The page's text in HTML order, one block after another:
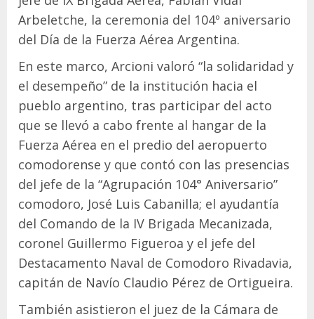
Arbeletche, la ceremonia del 104º aniversario
del Día de la Fuerza Aérea Argentina.
En este marco, Arcioni valoró “la solidaridad y
el desempeño” de la institución hacia el
pueblo argentino, tras participar del acto
que se llevó a cabo frente al hangar de la
Fuerza Aérea en el predio del aeropuerto
comodorense y que contó con las presencias
del jefe de la “Agrupación 104° Aniversario”
comodoro, José Luis Cabanilla; el ayudantía
del Comando de la IV Brigada Mecanizada,
coronel Guillermo Figueroa y el jefe del
Destacamento Naval de Comodoro Rivadavia,
capitán de Navío Claudio Pérez de Ortigueira.
También asistieron el juez de la Cámara de